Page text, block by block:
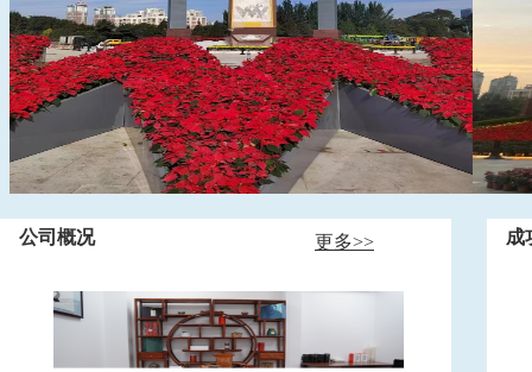
公司概况 更多>> 成